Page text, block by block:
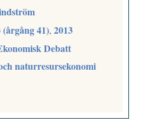
(årgång 41),2013
Debatt
naturresursekonomi